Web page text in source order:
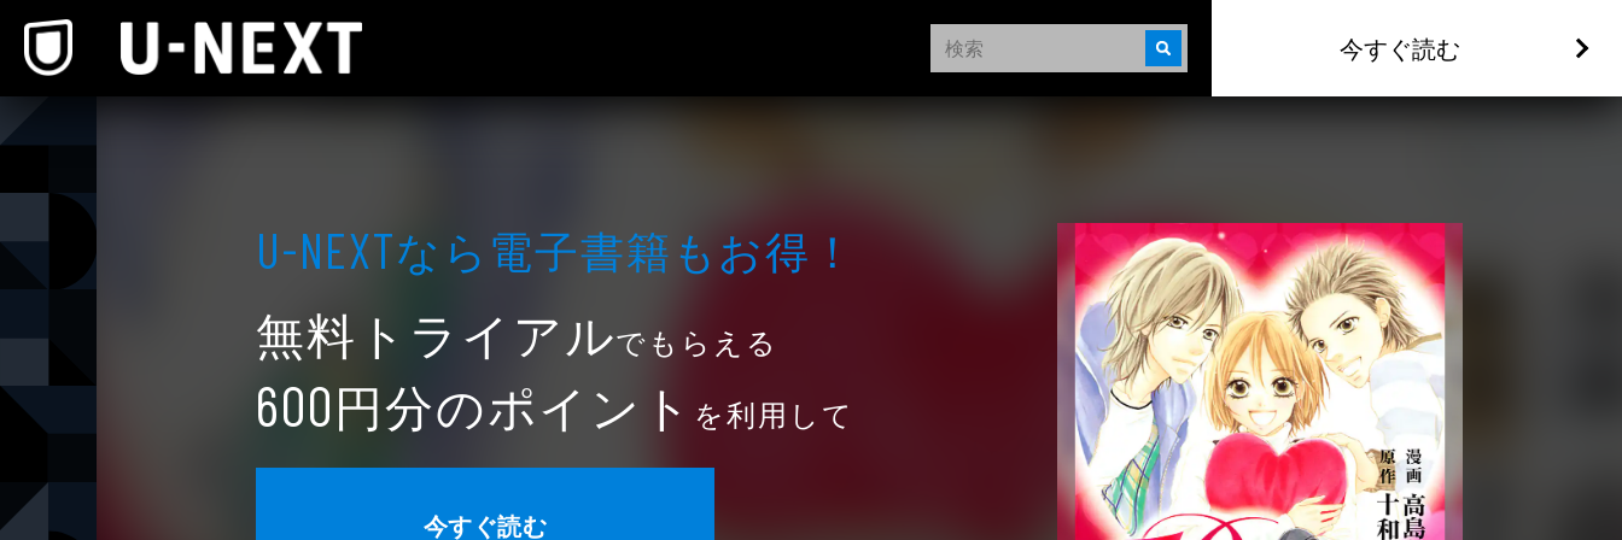
今すぐ読む
U-NEXTなら電⼦書籍もお得！
無料トライアルでもらえる
600円分のポイント を利用して
今すぐ読む